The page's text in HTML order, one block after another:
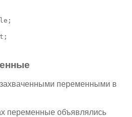
захваченными переменными в
переменные объявлялись